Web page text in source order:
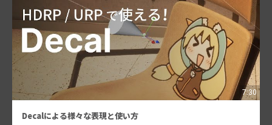
7:30
Decalによる様々な表現と使い方